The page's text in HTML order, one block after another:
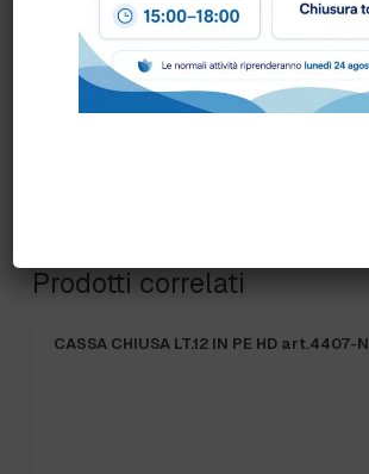
Prodotti correlati
CASSA CHIUSA LT.12 IN PE HD art.4407-N